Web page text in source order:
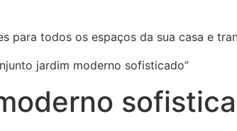
para todos os espaços da sua casa e
jardim moderno sofisticado”